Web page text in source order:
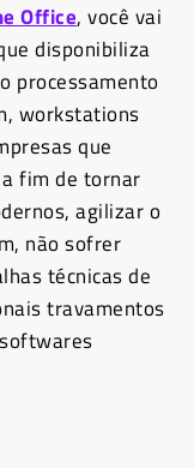
Office, você vai
disponibiliza
processamento
workstations
que
fim de tornar
agilizar o
não sofrer
técnicas de
travamentos